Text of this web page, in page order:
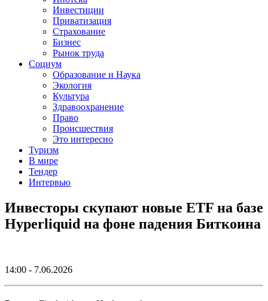
Инвестиции
Приватизация
Страхование
Бизнес
Рынок труда
Социум
Образование и Наука
Экология
Культура
Здравоохранение
Право
Происшествия
Это интересно
Туризм
В мире
Тендер
Интервью
Инвесторы скупают новые ETF на базе
Hyperliquid на фоне падения Биткоина
14:00 - 7.06.2026